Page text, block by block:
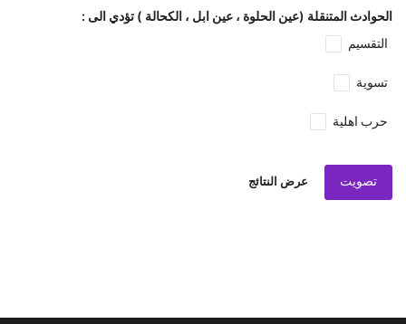
الحوادث المتنقلة (عين الحلوة ، عين ابل ، الكحالة ) تؤدي الى :
التقسيم
تسوية
حرب اهلية
تصويت عرض النتائج